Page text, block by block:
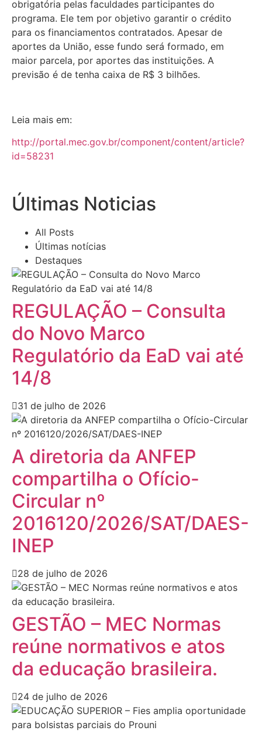
obrigatória pelas faculdades participantes do
programa. Ele tem por objetivo garantir o crédito
para os financiamentos contratados. Apesar de
aportes da União, esse fundo será formado, em
maior parcela, por aportes das instituições. A
previsão é de tenha caixa de R$ 3 bilhões.
Leia mais em:
http://portal.mec.gov.br/component/content/article?
id=58231
Últimas Noticias
All Posts
Últimas notícias
Destaques
REGULAÇÃO – Consulta
do Novo Marco
Regulatório da EaD vai até
14/8
31 de julho de 2026
A diretoria da ANFEP
compartilha o Ofício-
Circular nº
2016120/2026/SAT/DAES-
INEP
28 de julho de 2026
GESTÃO – MEC Normas
reúne normativos e atos
da educação brasileira.
24 de julho de 2026